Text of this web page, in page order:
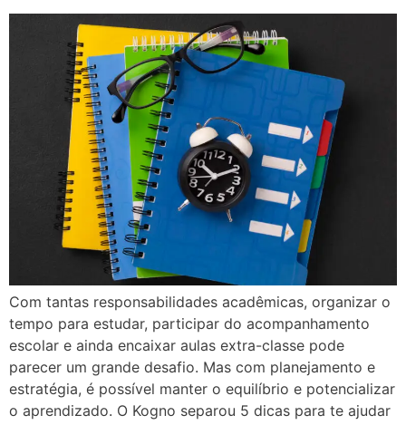
Com tantas responsabilidades acadêmicas, organizar o
tempo para estudar, participar do acompanhamento
escolar e ainda encaixar aulas extra-classe pode
parecer um grande desafio. Mas com planejamento e
estratégia, é possível manter o equilíbrio e potencializar
o aprendizado. O Kogno separou 5 dicas para te ajudar